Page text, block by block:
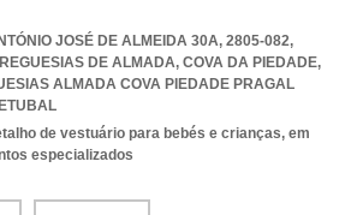
JOSÉ DE ALMEIDA 30A, 2805-082,
DE ALMADA, COVA DA PIEDADE,
ALMADA COVA PIEDADE PRAGAL
de vestuário para bebés e crianças, em
especializados